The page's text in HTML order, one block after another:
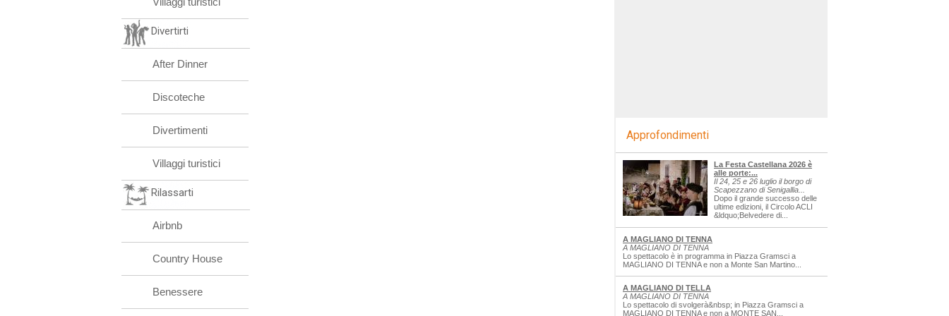
Divertirti
After Dinner
Discoteche
Divertimenti
Villaggi turistici
Rilassarti
Airbnb
Country House
Benessere
Approfondimenti
La Festa Castellana 2026 è
alle porte:...
Il 24, 25 e 26 luglio il borgo di
Scapezzano di Senigallia...
Dopo il grande successo delle
ultime edizioni, il Circolo ACLI
&ldquo;Belvedere di...
A MAGLIANO DI TENNA
A MAGLIANO DI TENNA
Lo spettacolo è in programma in Piazza Gramsci a
MAGLIANO DI TENNA e non a Monte San Martino...
A MAGLIANO DI TELLA
A MAGLIANO DI TENNA
Lo spettacolo di svolgerà&nbsp; in Piazza Gramsci a
MAGLIANO DI TENNA e non a MONTE SAN...